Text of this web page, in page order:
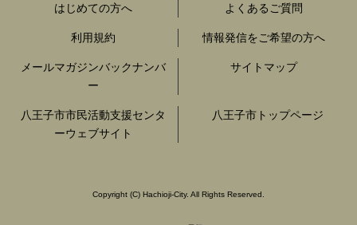
はじめての方へ よくあるご質問
利用規約 情報発信をご希望の方へ
メールマガジンバックナンバ
ー
サイトマップ
八王子市市民活動支援センタ
ーウェブサイト
八王子市トップページ
Copyright (C) Hachioji-City. All Rights Reserved.